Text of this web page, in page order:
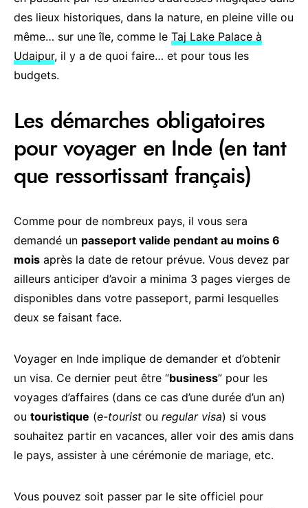
des lieux historiques, dans la nature, en pleine ville ou
même… sur une île, comme le Taj Lake Palace à
Udaipur, il y a de quoi faire… et pour tous les
budgets.
Les démarches obligatoires
pour voyager en Inde (en tant
que ressortissant français)
Comme pour de nombreux pays, il vous sera
demandé un passeport valide pendant au moins 6
mois après la date de retour prévue. Vous devez par
ailleurs anticiper d’avoir a minima 3 pages vierges de
disponibles dans votre passeport, parmi lesquelles
deux se faisant face.
Voyager en Inde implique de demander et d’obtenir
un visa. Ce dernier peut être “business” pour les
voyages d’affaires (dans ce cas d’une durée d’un an)
ou touristique (e-tourist ou regular visa) si vous
souhaitez partir en vacances, aller voir des amis dans
le pays, assister à une cérémonie de mariage, etc.
Vous pouvez soit passer par le site officiel pour